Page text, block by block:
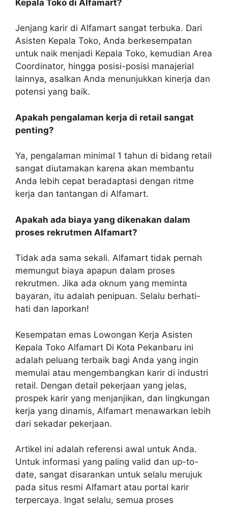
Kepala Toko di Alfamart?
Jenjang karir di Alfamart sangat terbuka. Dari
Asisten Kepala Toko, Anda berkesempatan
untuk naik menjadi Kepala Toko, kemudian Area
Coordinator, hingga posisi-posisi manajerial
lainnya, asalkan Anda menunjukkan kinerja dan
potensi yang baik.
Apakah pengalaman kerja di retail sangat
penting?
Ya, pengalaman minimal 1 tahun di bidang retail
sangat diutamakan karena akan membantu
Anda lebih cepat beradaptasi dengan ritme
kerja dan tantangan di Alfamart.
Apakah ada biaya yang dikenakan dalam
proses rekrutmen Alfamart?
Tidak ada sama sekali. Alfamart tidak pernah
memungut biaya apapun dalam proses
rekrutmen. Jika ada oknum yang meminta
bayaran, itu adalah penipuan. Selalu berhati-
hati dan laporkan!
Kesempatan emas Lowongan Kerja Asisten
Kepala Toko Alfamart Di Kota Pekanbaru ini
adalah peluang terbaik bagi Anda yang ingin
memulai atau mengembangkan karir di industri
retail. Dengan detail pekerjaan yang jelas,
prospek karir yang menjanjikan, dan lingkungan
kerja yang dinamis, Alfamart menawarkan lebih
dari sekadar pekerjaan.
Artikel ini adalah referensi awal untuk Anda.
Untuk informasi yang paling valid dan up-to-
date, sangat disarankan untuk selalu merujuk
pada situs resmi Alfamart atau portal karir
terpercaya. Ingat selalu, semua proses